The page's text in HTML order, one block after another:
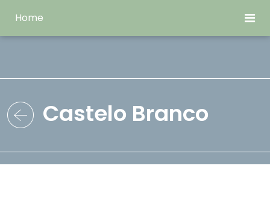
Home
Castelo Branco